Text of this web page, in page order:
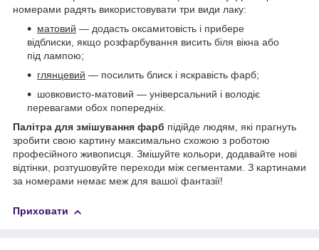
номерами радять використовувати три види лаку:
матовий — додасть оксамитовість і прибере
відблиски, якщо розфарбування висить біля вікна або
під лампою;
глянцевий — посилить блиск і яскравість фарб;
шовковисто-матовий — універсальний і володіє
перевагами обох попередніх.
Палітра для змішування фарб підійде людям, які прагнуть
зробити свою картину максимально схожою з роботою
професійного живописця. Змішуйте кольори, додавайте нові
відтінки, розтушовуйте переходи між сегментами. З картинами
за номерами немає меж для вашої фантазії!
Приховати